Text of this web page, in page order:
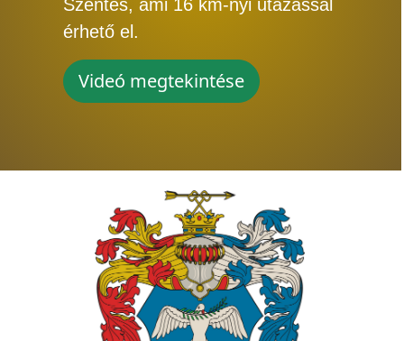
Szentes, ami 16 km-nyi utazással
érhető el.
Videó megtekintése